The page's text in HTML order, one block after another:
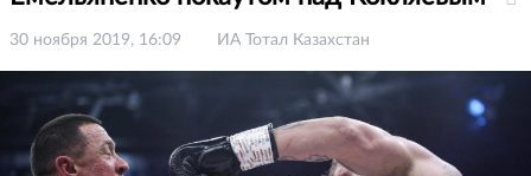
30 ноября 2019, 16:09 ИА Тотал Казахстан